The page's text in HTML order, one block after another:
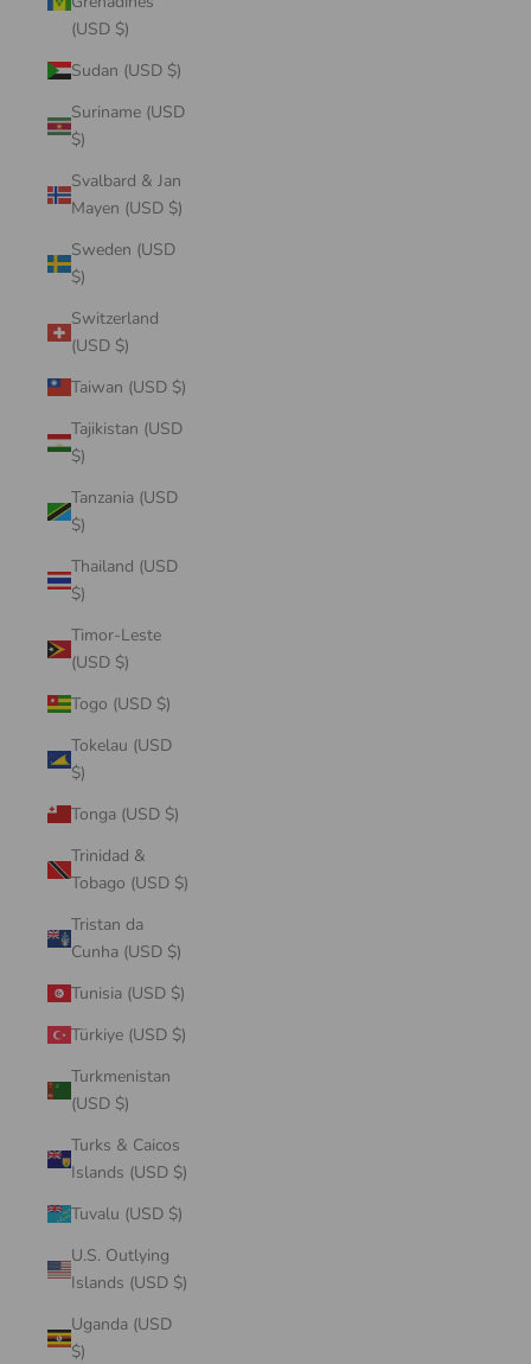
(USD $)
Sudan (USD $)
Suriname (USD
$)
Svalbard & Jan
Mayen (USD $)
Sweden (USD
$)
Switzerland
(USD $)
Taiwan (USD $)
Tajikistan (USD
$)
Tanzania (USD
$)
Thailand (USD
$)
Timor-Leste
(USD $)
Togo (USD $)
Tokelau (USD
$)
Tonga (USD $)
Trinidad &
Tobago (USD $)
Tristan da
Cunha (USD $)
Tunisia (USD $)
Türkiye (USD $)
Turkmenistan
(USD $)
Turks & Caicos
Islands (USD $)
Tuvalu (USD $)
U.S. Outlying
Islands (USD $)
Uganda (USD
$)